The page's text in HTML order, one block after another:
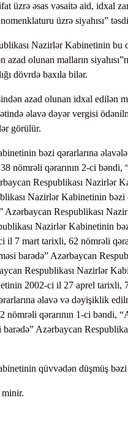
üzrə əsas vəsaitə aid, idxal
üzrə siyahısı”
Nazirlər Kabinetinin bu
olunan malların
dövrdə baxıla bilər.
azad olunan idxal edilən
əlavə dəyər vergisi
görülür.
bəzi qərarlarına
nömrəli qərarının 2-ci
Respublikası
Nazirlər Kabinetinin
Azərbaycan Respublikası
Nazirlər Kabinetinin
7 mart tarixli, 62 nömrəli
barədə” Azərbaycan
Respublikası Nazirlər
2002-ci il 27 aprel tarixli,
əlavə və dəyişiklik
qərarının 1-ci bəndi,
Azərbaycan
qüvvədən düşmüş bəzi
minir.